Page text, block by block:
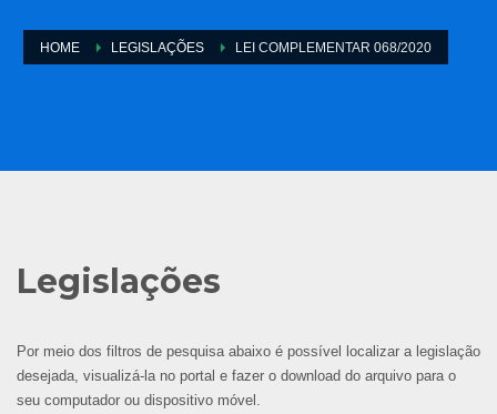
HOME LEGISLAÇÕES LEI COMPLEMENTAR 068/2020
Legislações
Por meio dos filtros de pesquisa abaixo é possível localizar a legislação
desejada, visualizá-la no portal e fazer o download do arquivo para o
seu computador ou dispositivo móvel.